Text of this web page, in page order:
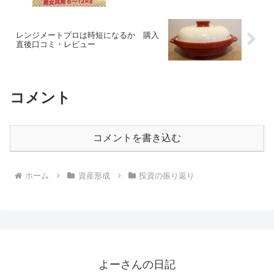
レンジメートプロは時短になるか 購入
直後口コミ・レビュー
コメント
コメントを書き込む
ホーム 資産形成 投資の振り返り
よーさんの日記